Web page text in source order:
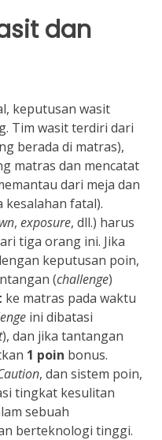
dan
keputusan wasit
Tim wasit terdiri dari
berada di matras),
matras dan mencatat
dari meja dan
fatal).
, exposure, dll.) harus
tiga orang ini. Jika
keputusan poin,
(challenge)
ke matras pada waktu
ini dibatasi
), dan jika tantangan
1 poin bonus.
, dan sistem poin,
tingkat kesulitan
sebuah
berteknologi tinggi.